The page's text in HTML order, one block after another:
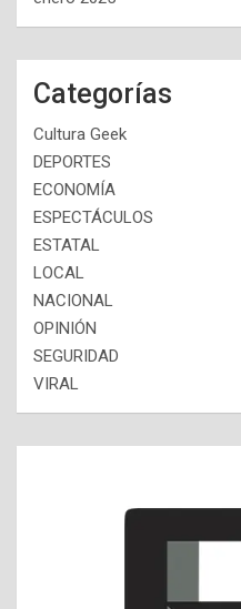
Categorías
Cultura Geek
DEPORTES
ECONOMÍA
ESPECTÁCULOS
ESTATAL
LOCAL
NACIONAL
OPINIÓN
SEGURIDAD
VIRAL